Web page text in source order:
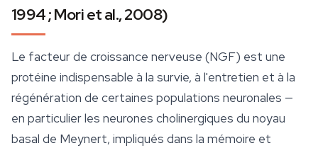
1994 ; Mori et al., 2008)
Le facteur de croissance nerveuse (NGF) est une
protéine indispensable à la survie, à l'entretien et à la
régénération de certaines populations neuronales —
en particulier les neurones cholinergiques du noyau
basal de Meynert, impliqués dans la mémoire et